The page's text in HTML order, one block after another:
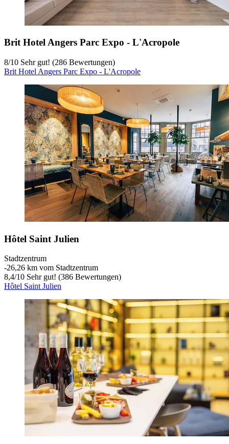
Brit Hotel Angers Parc Expo - L'Acropole
8/10 Sehr gut! (286 Bewertungen)
Brit Hotel Angers Parc Expo - L'Acropole
Hôtel Saint Julien
Stadtzentrum
‐26,26 km vom Stadtzentrum
8,4/10 Sehr gut! (386 Bewertungen)
Hôtel Saint Julien